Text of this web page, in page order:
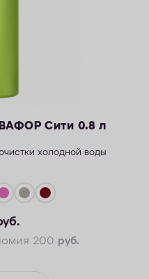
Сити 0.8 л
холодной воды
200 руб.